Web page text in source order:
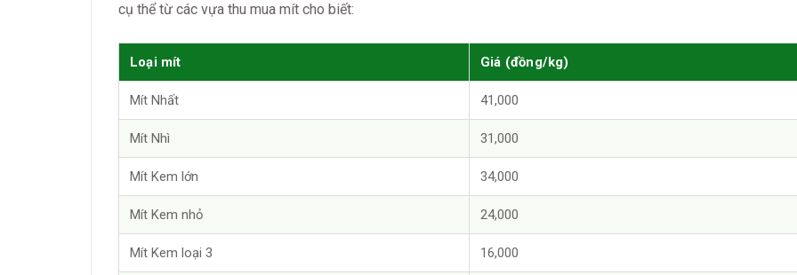
cụ thể từ các vựa thu mua mít cho biết:
Loại mít Giá (đồng/kg)
Mít Nhất 41,000
Mít Nhì 31,000
Mít Kem lớn 34,000
Mít Kem nhỏ 24,000
Mít Kem loại 3 16,000